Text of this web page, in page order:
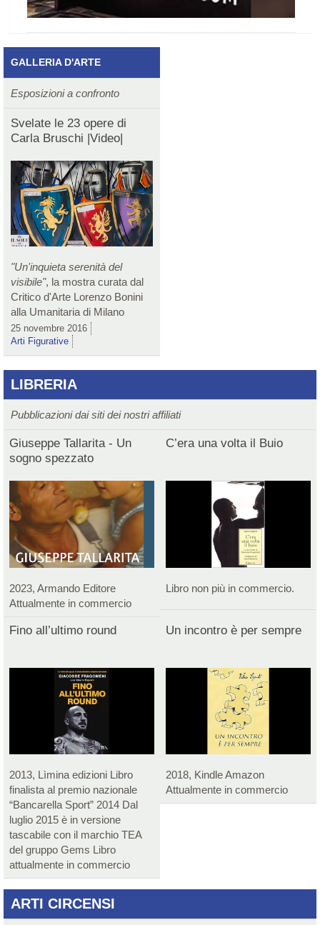
GALLERIA D'ARTE
Esposizioni a confronto
Svelate le 23 opere di
Carla Bruschi |Video|
"Un'inquieta serenità del
visibile", la mostra curata dal
Critico d'Arte Lorenzo Bonini
alla Umanitaria di Milano
25 novembre 2016
Arti Figurative
LIBRERIA
Pubblicazioni dai siti dei nostri affiliati
Giuseppe Tallarita - Un
sogno spezzato
2023, Armando Editore
Attualmente in commercio
C’era una volta il Buio
Libro non più in commercio.
Fino all’ultimo round
2013, Lìmina edizioni Libro
finalista al premio nazionale
“Bancarella Sport” 2014 Dal
luglio 2015 è in versione
tascabile con il marchio TEA
del gruppo Gems Libro
attualmente in commercio
Un incontro è per sempre
2018, Kindle Amazon
Attualmente in commercio
ARTI CIRCENSI